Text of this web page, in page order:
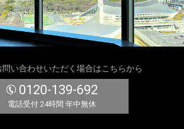
問い合わせいただく場合はこちらから
0120-139-692
電話受付 24時間 年中無休